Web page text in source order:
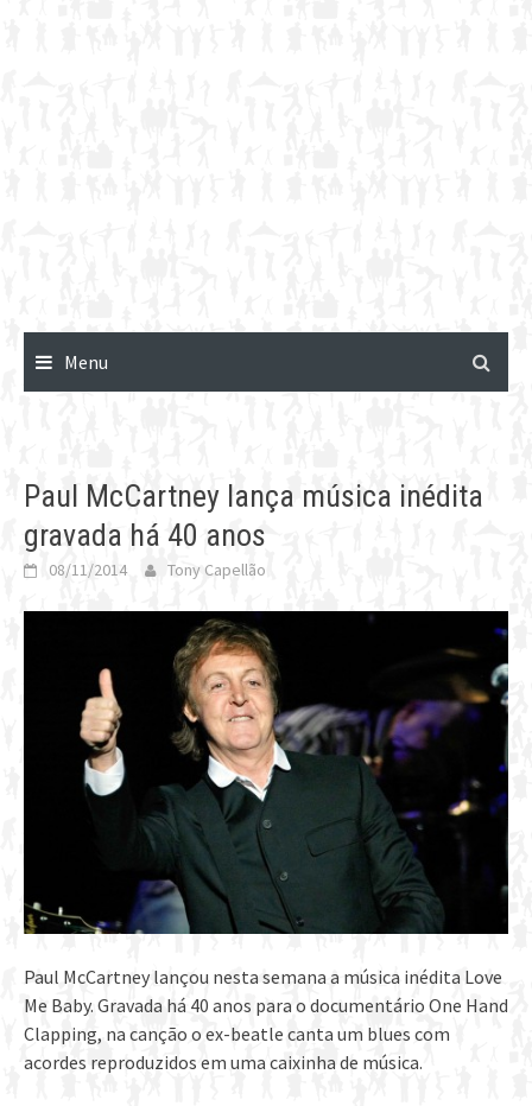
Menu
Paul McCartney lança música inédita
gravada há 40 anos
08/11/2014 Tony Capellão
Paul McCartney lançou nesta semana a música inédita Love
Me Baby. Gravada há 40 anos para o documentário One Hand
Clapping, na canção o ex-beatle canta um blues com
acordes reproduzidos em uma caixinha de música.